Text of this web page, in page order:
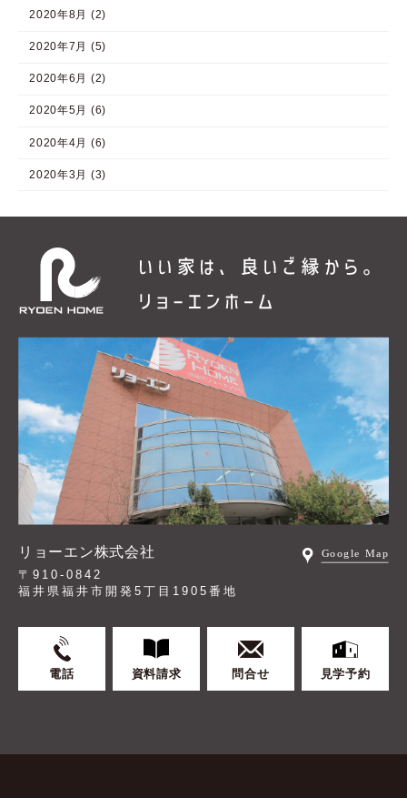
2020年8月 (2)
2020年7月 (5)
2020年6月 (2)
2020年5月 (6)
2020年4月 (6)
2020年3月 (3)
リョーエン株式会社
〒910-0842
福井県福井市開発5丁目1905番地
電話 資料請求 問合せ 見学予約